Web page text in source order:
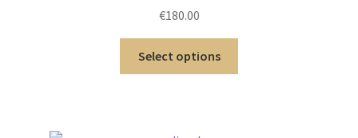
€180.00
Select options